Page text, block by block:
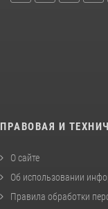
ПРАВОВАЯ И
О сайте
Об использовании
Правила обработки